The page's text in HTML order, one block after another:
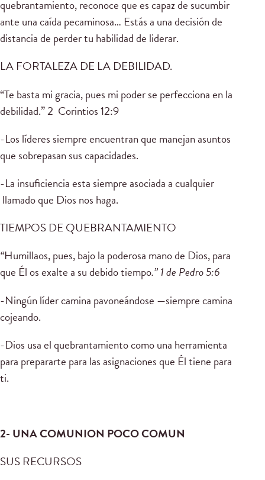
quebrantamiento, reconoce que es capaz de sucumbir
ante una caída pecaminosa… Estás a una decisión de
distancia de perder tu habilidad de liderar.
LA FORTALEZA DE LA DEBILIDAD.
“Te basta mi gracia, pues mi poder se perfecciona en la
debilidad.” 2 Corintios 12:9
-Los líderes siempre encuentran que manejan asuntos
que sobrepasan sus capacidades.
-La insuficiencia esta siempre asociada a cualquier
llamado que Dios nos haga.
TIEMPOS DE QUEBRANTAMIENTO
“Humillaos, pues, bajo la poderosa mano de Dios, para
que Él os exalte a su debido tiempo.” 1 de Pedro 5:6
-Ningún líder camina pavoneándose —siempre camina
cojeando.
-Dios usa el quebrantamiento como una herramienta
para prepararte para las asignaciones que Él tiene para
ti.
2- UNA COMUNION POCO COMUN
SUS RECURSOS